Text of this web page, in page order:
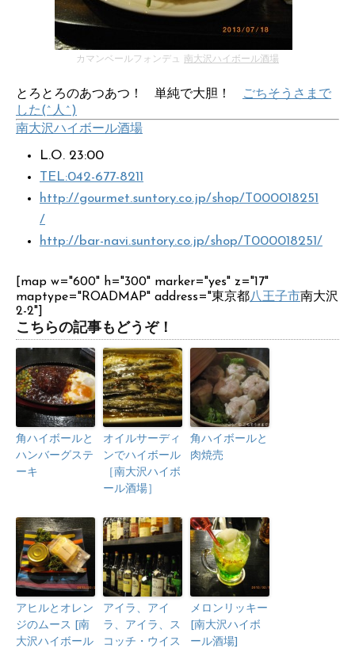
カマンベールフォンデュ 南大沢ハイボール酒場
とろとろのあつあつ！ 単純で大胆！
ごちそうさまで
した(^人^)
南大沢ハイボール酒場
L.O. 23:00
TEL:042-677-8211
http://gourmet.suntory.co.jp/shop/T000018251
/
http://bar-navi.suntory.co.jp/shop/T000018251/
[map w="600" h="300" marker="yes" z="17"
maptype="ROADMAP" address="東京都八王子市南大沢
2-2"]
こちらの記事もどうぞ！
角ハイボールと
ハンバーグステ
ーキ
オイルサーディ
ンでハイボール
［南大沢ハイボ
ール酒場］
角ハイボールと
肉焼売
アヒルとオレン
ジのムース [南
大沢ハイボール
アイラ、アイ
ラ、アイラ、ス
コッチ・ウイス
メロンリッキー
[南大沢ハイボ
ール酒場]